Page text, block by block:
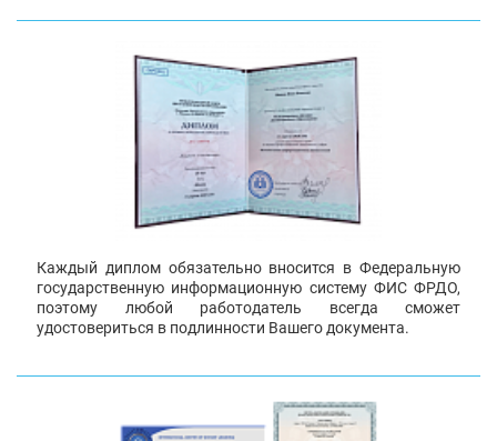
Каждый диплом обязательно вносится в Федеральную
государственную информационную систему ФИС ФРДО,
поэтому любой работодатель всегда сможет
удостовериться в подлинности Вашего документа.